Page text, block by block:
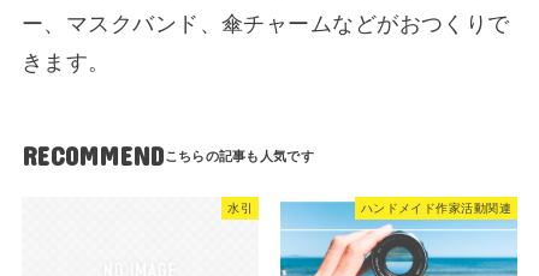
ー、マスクバンド、傘チャームなどがおつくりで
きます。
RECOMMEND
水引 ハンドメイド作家活動関連